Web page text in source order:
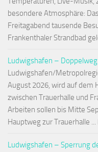
besondere Atmosphäre:
Freitagabend tausende
Frankenthaler Strandbad
Ludwigshafen –
Ludwigshafen/
August 2026, wird auf dem
zwischen Trauerhalle und
Arbeiten sollen bis Mitte
Hauptweg zur Trauerhalle
Ludwigshafen – Sperrung